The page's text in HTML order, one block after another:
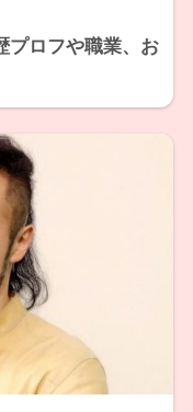
プロフや職業、お